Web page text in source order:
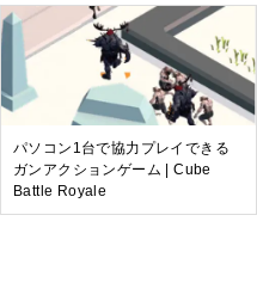
パソコン1台で協力プレイできる
ガンアクションゲーム | Cube
Battle Royale